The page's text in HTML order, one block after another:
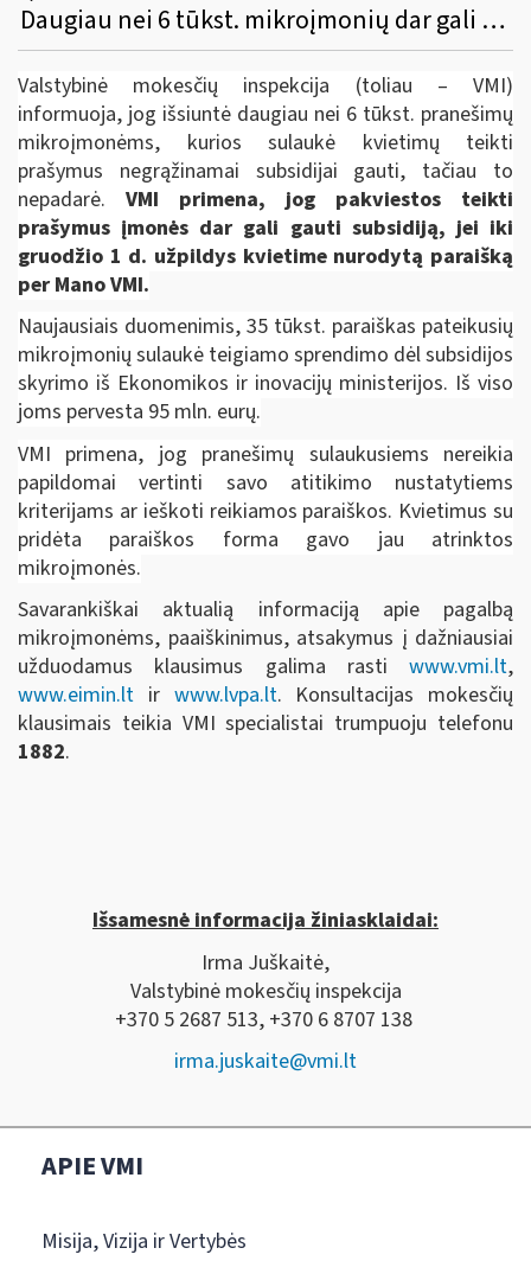
Daugiau nei 6 tūkst. mikroįmonių dar gali pasinaudoti galimybe gauti subsidiją
Valstybinė mokesčių inspekcija (toliau – VMI)
informuoja, jog išsiuntė daugiau nei 6 tūkst. pranešimų
mikroįmonėms, kurios sulaukė kvietimų teikti
prašymus negrąžinamai subsidijai gauti, tačiau to
nepadarė. VMI primena, jog pakviestos teikti
prašymus įmonės dar gali gauti subsidiją, jei iki
gruodžio 1 d. užpildys kvietime nurodytą paraišką
per Mano VMI.
Naujausiais duomenimis, 35 tūkst. paraiškas pateikusių
mikroįmonių sulaukė teigiamo sprendimo dėl subsidijos
skyrimo iš Ekonomikos ir inovacijų ministerijos. Iš viso
joms pervesta 95 mln. eurų.
VMI primena, jog pranešimų sulaukusiems nereikia
papildomai vertinti savo atitikimo nustatytiems
kriterijams ar ieškoti reikiamos paraiškos. Kvietimus su
pridėta paraiškos forma gavo jau atrinktos
mikroįmonės.
Savarankiškai aktualią informaciją apie pagalbą
mikroįmonėms, paaiškinimus, atsakymus į dažniausiai
užduodamus klausimus galima rasti www.vmi.lt,
www.eimin.lt ir www.lvpa.lt. Konsultacijas mokesčių
klausimais teikia VMI specialistai trumpuoju telefonu
1882.
Išsamesnė informacija žiniasklaidai:
Irma Juškaitė,
Valstybinė mokesčių inspekcija
+370 5 2687 513, +370 6 8707 138
irma.juskaite@vmi.lt
APIE VMI
Misija, Vizija ir Vertybės